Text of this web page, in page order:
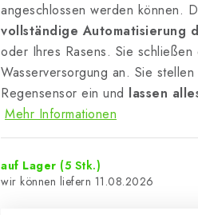
angeschlossen werden können.
vollständige Automatisierung
oder Ihres Rasens. Sie
Wasserversorgung an. Sie
Regensensor ein und lassen
Mehr Informationen
auf Lager (5 Stk.)
11.08.2026